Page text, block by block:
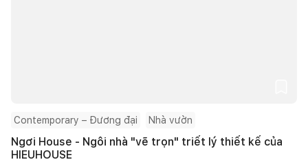
Contemporary – Đương đại Nhà vườn
Ngơi House - Ngôi nhà "vẽ trọn" triết lý thiết kế của
HIEUHOUSE